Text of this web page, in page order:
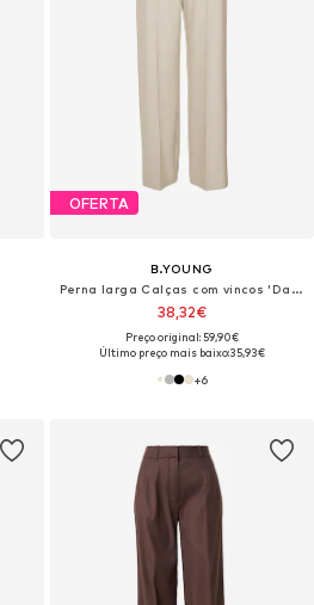
OFERTA
B.YOUNG
Perna larga Calças com vincos 'Danta'
38,32€
Preço original: 59,90€
Último preço mais baixo:35,93€
+6